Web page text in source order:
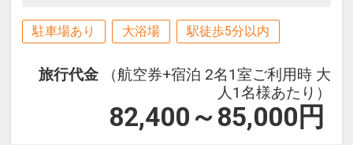
駐車場あり 大浴場 駅徒歩5分以内
旅行代金
（航空券+宿泊 2名1室ご利用時 大
人1名様あたり）
82,400～85,000 円